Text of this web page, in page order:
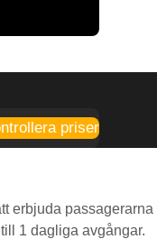
priser
erbjuda passagerarna
1 dagliga avgångar.